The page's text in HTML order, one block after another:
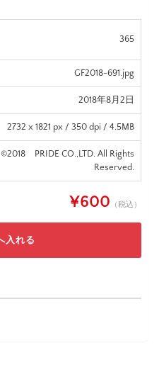
365
GF2018-691.jpg
2018年8月2日
2732 x 1821 px / 350 dpi / 4.5MB
©2018 PRIDE CO.,LTD. All Rights
Reserved.
¥600 （税込）